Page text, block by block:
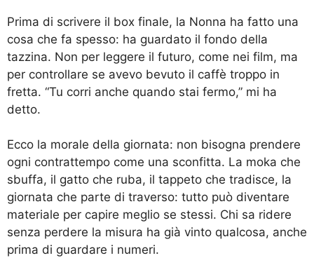
Prima di scrivere il box finale, la Nonna ha fatto una
cosa che fa spesso: ha guardato il fondo della
tazzina. Non per leggere il futuro, come nei film, ma
per controllare se avevo bevuto il caffè troppo in
fretta. “Tu corri anche quando stai fermo,” mi ha
detto.
Ecco la morale della giornata: non bisogna prendere
ogni contrattempo come una sconfitta. La moka che
sbuffa, il gatto che ruba, il tappeto che tradisce, la
giornata che parte di traverso: tutto può diventare
materiale per capire meglio se stessi. Chi sa ridere
senza perdere la misura ha già vinto qualcosa, anche
prima di guardare i numeri.